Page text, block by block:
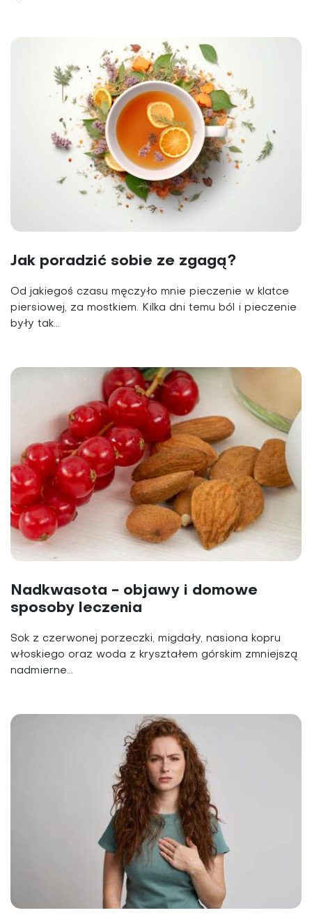
Jak poradzić sobie ze zgagą?
Od jakiegoś czasu męczyło mnie pieczenie w klatce
piersiowej, za most­kiem. Kilka dni temu ból i pieczenie
były tak...
Nadkwasota - objawy i domowe
sposoby leczenia
Sok z czerwonej porzeczki, migdały, nasiona kopru
włoskiego oraz woda z kryształem górskim zmniejszą
nadmierne...